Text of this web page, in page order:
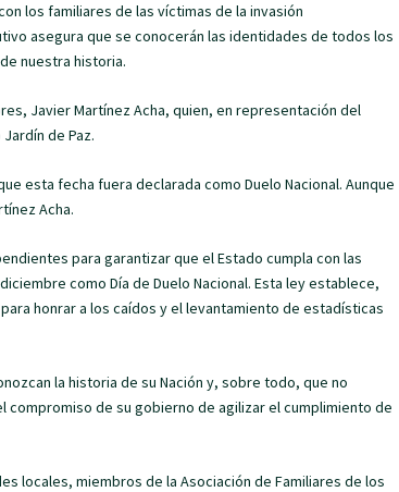
los familiares de las víctimas de la invasión
asegura que se conocerán las identidades de todos los
nuestra historia.
Javier Martínez Acha, quien, en representación del
de Paz.
esta fecha fuera declarada como Duelo Nacional. Aunque
Acha.
para garantizar que el Estado cumpla con las
como Día de Duelo Nacional. Esta ley establece,
honrar a los caídos y el levantamiento de estadísticas
la historia de su Nación y, sobre todo, que no
de su gobierno de agilizar el cumplimiento de
locales, miembros de la Asociación de Familiares de los